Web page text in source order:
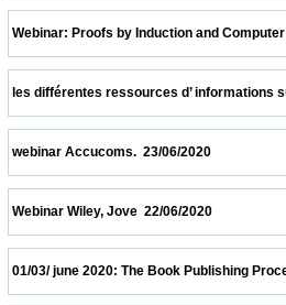
Webinar: Proofs by Induction and
les différentes ressources d’
webinar Accucoms.  23/06/
Webinar Wiley, Jove  22/06/
01/03/ june 2020: The Book